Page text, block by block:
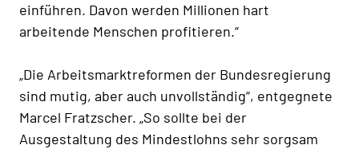
einführen. Davon werden Millionen hart
arbeitende Menschen profitieren.“
„Die Arbeitsmarktreformen der Bundesregierung
sind mutig, aber auch unvollständig“, entgegnete
Marcel Fratzscher. „So sollte bei der
Ausgestaltung des Mindestlohns sehr sorgsam